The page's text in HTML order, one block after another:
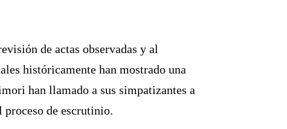
de actas observadas y al
históricamente han mostrado una
han llamado a sus simpatizantes a
proceso de escrutinio.